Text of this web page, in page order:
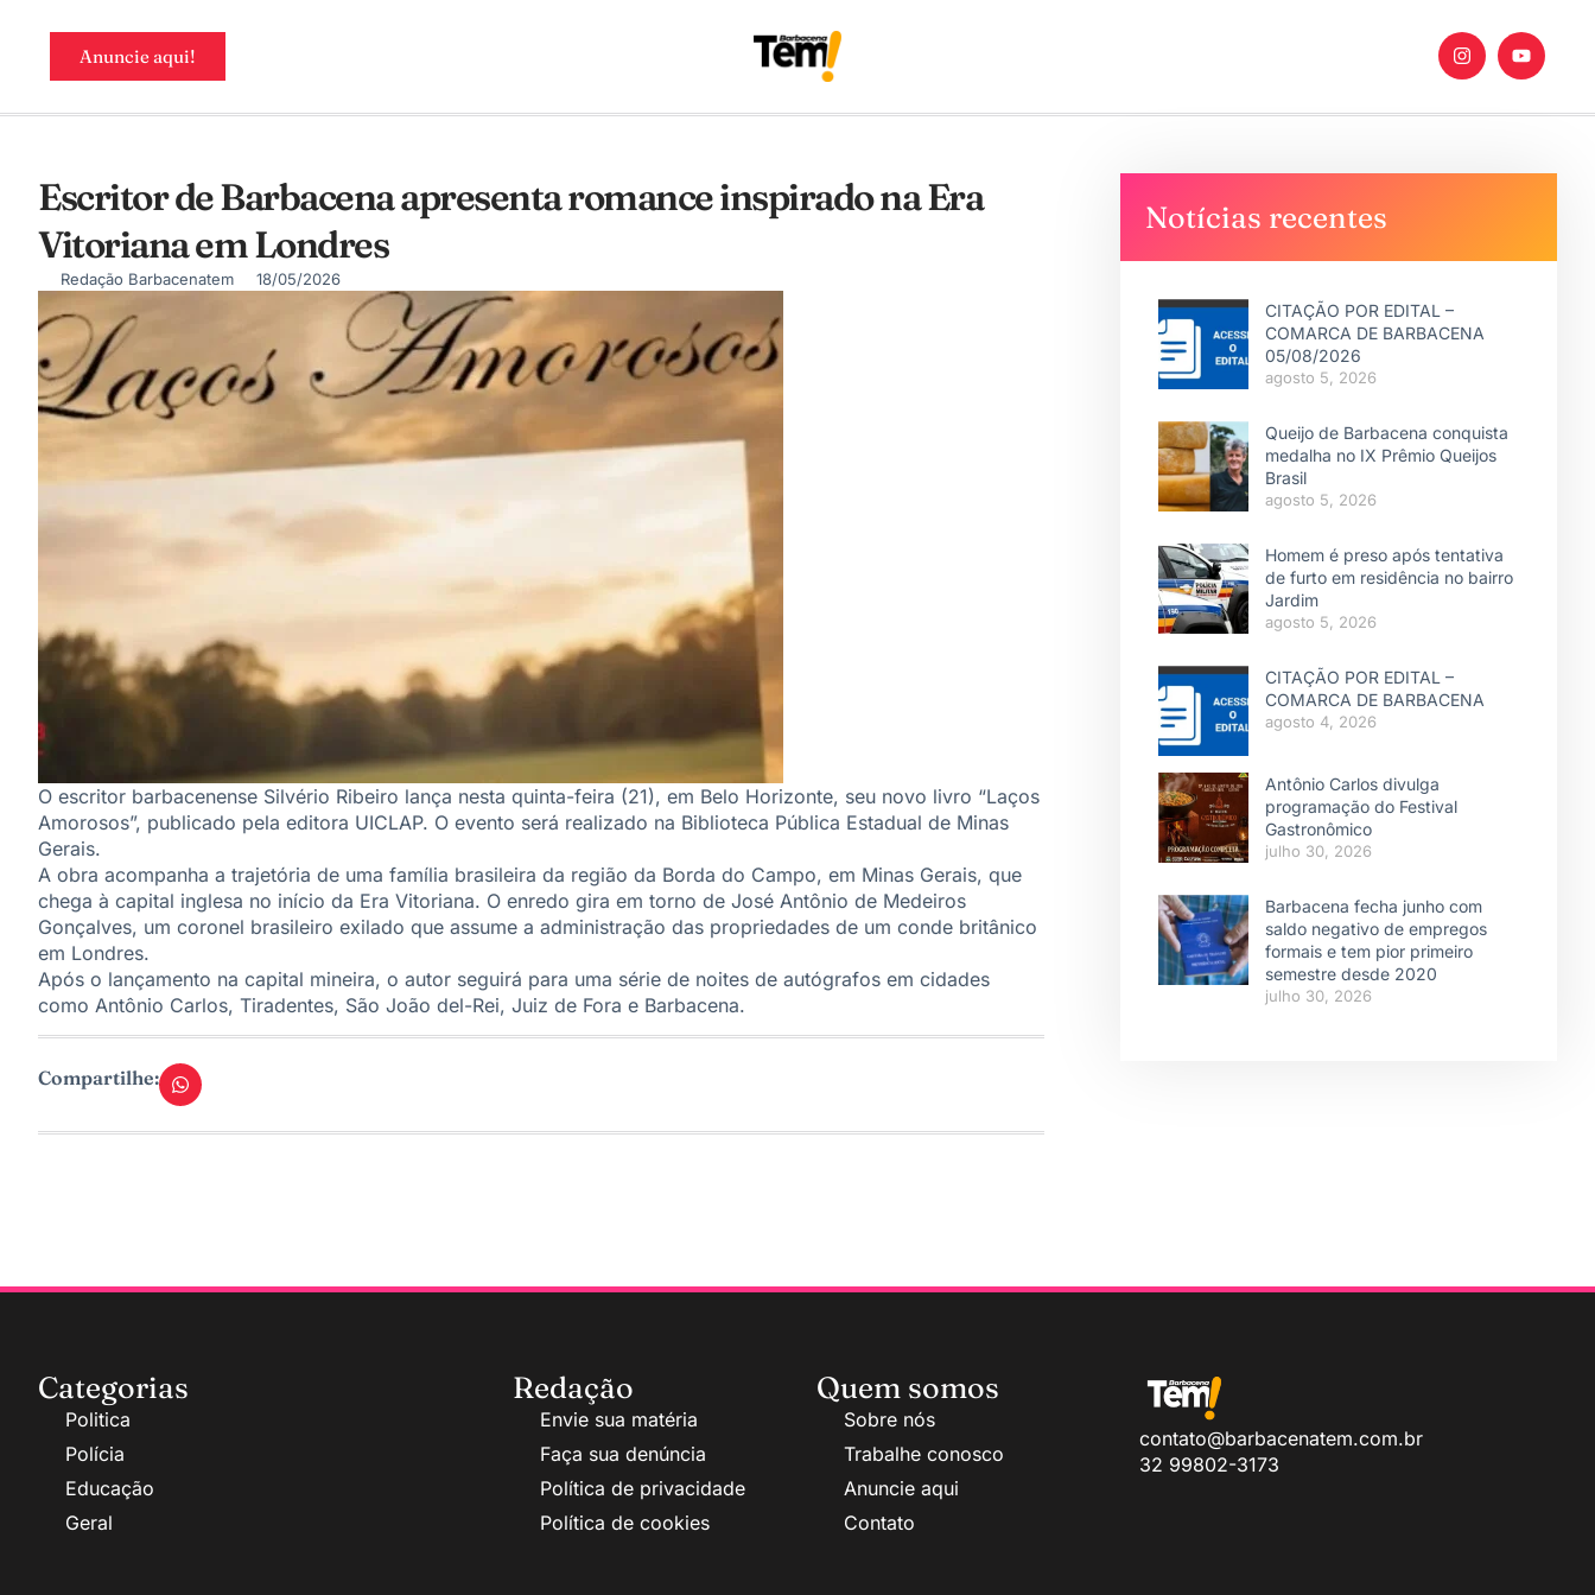
Anuncie aqui!
Escritor de Barbacena apresenta romance inspirado na Era
Vitoriana em Londres
Redação Barbacenatem 18/05/2026
O escritor barbacenense Silvério Ribeiro lança nesta quinta-feira (21), em Belo Horizonte, seu novo livro “Laços
Amorosos”, publicado pela editora UICLAP. O evento será realizado na Biblioteca Pública Estadual de Minas
Gerais.
A obra acompanha a trajetória de uma família brasileira da região da Borda do Campo, em Minas Gerais, que
chega à capital inglesa no início da Era Vitoriana. O enredo gira em torno de José Antônio de Medeiros
Gonçalves, um coronel brasileiro exilado que assume a administração das propriedades de um conde britânico
em Londres.
Após o lançamento na capital mineira, o autor seguirá para uma série de noites de autógrafos em cidades
como Antônio Carlos, Tiradentes, São João del-Rei, Juiz de Fora e Barbacena.
Compartilhe:
Notícias recentes
CITAÇÃO POR EDITAL –
COMARCA DE BARBACENA
05/08/2026
agosto 5, 2026
Queijo de Barbacena conquista
medalha no IX Prêmio Queijos
Brasil
agosto 5, 2026
Homem é preso após tentativa
de furto em residência no bairro
Jardim
agosto 5, 2026
CITAÇÃO POR EDITAL –
COMARCA DE BARBACENA
agosto 4, 2026
Antônio Carlos divulga
programação do Festival
Gastronômico
julho 30, 2026
Barbacena fecha junho com
saldo negativo de empregos
formais e tem pior primeiro
semestre desde 2020
julho 30, 2026
Categorias
Politica
Polícia
Educação
Geral
Redação
Envie sua matéria
Faça sua denúncia
Política de privacidade
Política de cookies
Quem somos
Sobre nós
Trabalhe conosco
Anuncie aqui
Contato
contato@barbacenatem.com.br
32 99802-3173